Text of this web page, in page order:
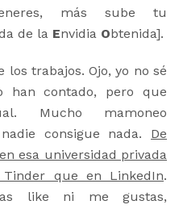
más sube tu
de la Envidia Obtenida].
los trabajos. Ojo, yo no sé
han contado, pero que
Mucho mamoneo
consigue nada. De
esa universidad privada
que en LinkedIn.
like ni me gustas,